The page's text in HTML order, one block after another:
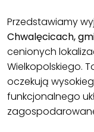
Przedstawiamy
Chwalęcicach,
cenionych
Wielkopolskiego.
oczekują
funkcjonalnego